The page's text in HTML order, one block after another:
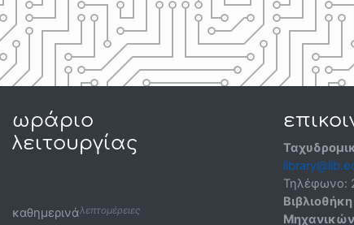
ωράριο
λειτουργίας
καθημερινάλεπτομέρειες
Τηλέφωνο: